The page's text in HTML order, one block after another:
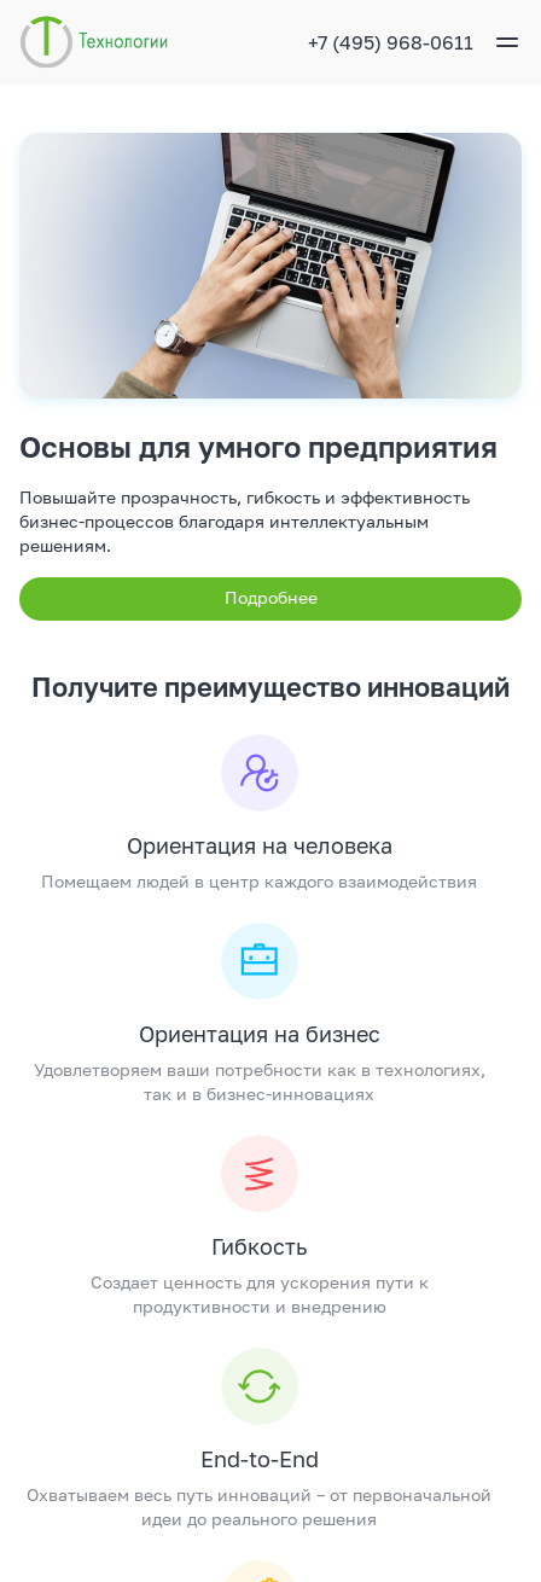
Обратный звонок
+7 (495) 968-0611
Основы для умного предприятия
Повышайте прозрачность, гибкость и эффективность
бизнес-процессов благодаря интеллектуальным
решениям.
Подробнее
Получите преимущество инноваций
Ориентация на человека
Помещаем людей в центр каждого взаимодействия
Ориентация на бизнес
Удовлетворяем ваши потребности как в технологиях,
так и в бизнес-инновациях
Гибкость
Создает ценность для ускорения пути к
продуктивности и внедрению
End-to-End
Охватываем весь путь инноваций – от первоначальной
идеи до реального решения